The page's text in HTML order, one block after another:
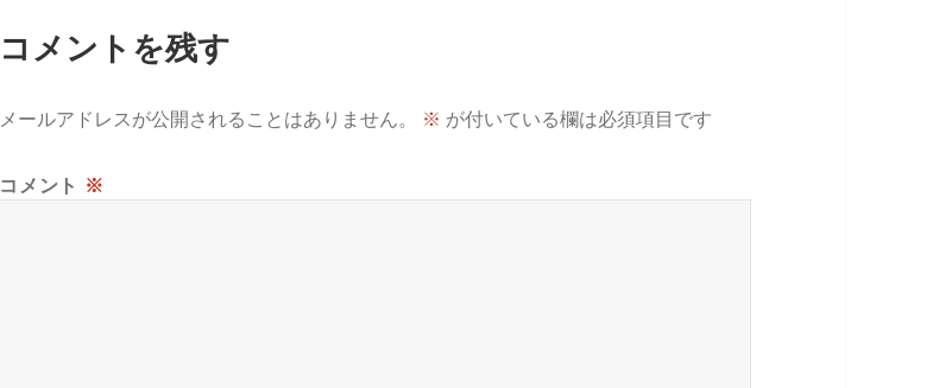
コメントを残す
メールアドレスが公開されることはありません。 ※ が付いている欄は必須項目です
コメント ※